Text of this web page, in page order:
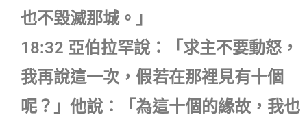
也不毀滅那城。」
18:32 亞伯拉罕說：「求主不要動怒，
我再說這一次，假若在那裡見有十個
呢？」他說：「為這十個的緣故，我也